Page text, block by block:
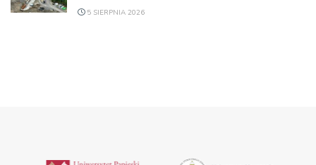
5 SIERPNIA 2026